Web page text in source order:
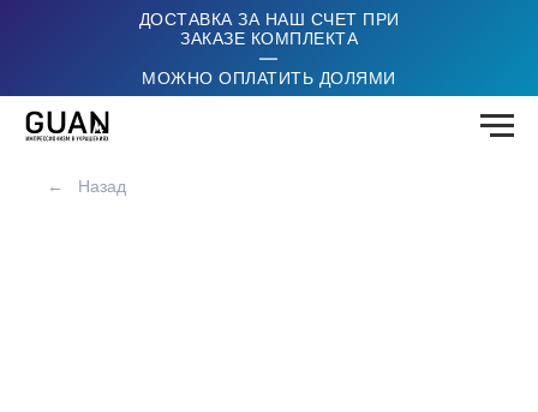
ДОСТАВКА ЗА НАШ СЧЕТ ПРИ
ЗАКАЗЕ КОМПЛЕКТА
|
МОЖНО ОПЛАТИТЬ ДОЛЯМИ
← Назад